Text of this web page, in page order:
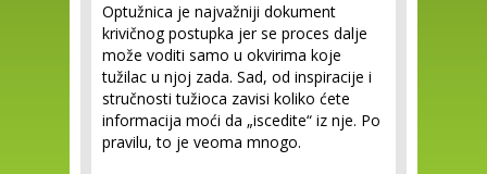
Optužnica je najvažniji dokument
krivičnog postupka jer se proces dalje
može voditi samo u okvirima koje
tužilac u njoj zada. Sad, od inspiracije i
stručnosti tužioca zavisi koliko ćete
informacija moći da „iscedite“ iz nje. Po
pravilu, to je veoma mnogo.